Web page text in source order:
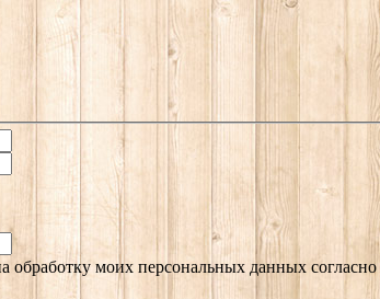
обработку моих персональных данных согласно